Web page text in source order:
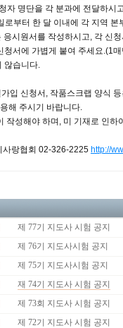
자 명단을 각 분과에 전달하시
로부터 한 달 이내에 각 지역 본
응시원서를 작성하시고, 각 신
청서에 가볍게 붙여 주세요.(1
않습니다.
입 신청서, 작품스크랩 양식
해 주시기 바랍니다.
작성해야 하며, 미 기재로 인
사랑협회 02-326-2225 http://
제 77기 지도사 시험 공지
제 76기 지도사시험 공지
제 75기 지도사시험 공지
재 74기 지도사 시험 공지
제 73회 지도사 시험 공지
제 72기 지도사 시험 공지